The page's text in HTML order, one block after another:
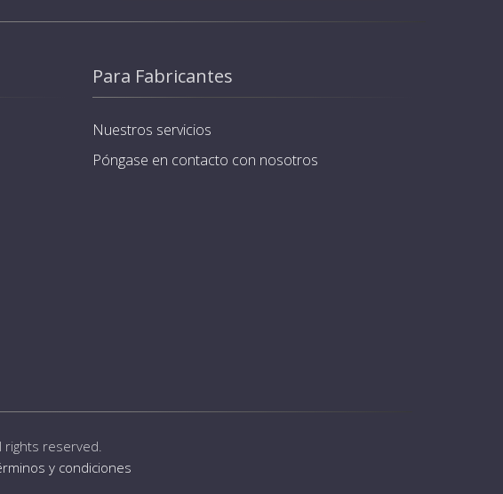
Para Fabricantes
Nuestros servicios
Póngase en contacto con nosotros
rights reserved.
y condiciones